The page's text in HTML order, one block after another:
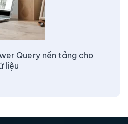
Query nền tảng cho
liệu